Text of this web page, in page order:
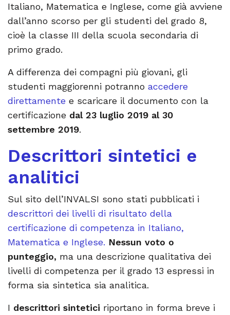
Italiano, Matematica e Inglese, come già avviene
dall’anno scorso per gli studenti del grado 8,
cioè la classe III della scuola secondaria di
primo grado.
A differenza dei compagni più giovani, gli
studenti maggiorenni potranno accedere
direttamente e scaricare il documento con la
certificazione dal 23 luglio 2019 al 30
settembre 2019.
Descrittori sintetici e
analitici
Sul sito dell’INVALSI sono stati pubblicati i
descrittori dei livelli di risultato della
certificazione di competenza in Italiano,
Matematica e Inglese. Nessun voto o
punteggio, ma una descrizione qualitativa dei
livelli di competenza per il grado 13 espressi in
forma sia sintetica sia analitica.
I descrittori sintetici riportano in forma breve i